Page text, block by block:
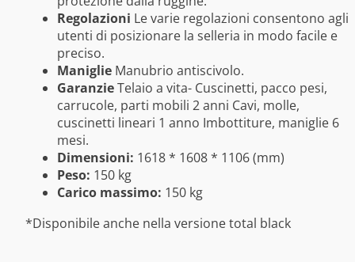
Regolazioni Le varie regolazioni consentono agli
utenti di posizionare la selleria in modo facile e
preciso.
Maniglie Manubrio antiscivolo.
GaranzieTelaio a vita- Cuscinetti, pacco pesi,
carrucole, parti mobili 2 anni Cavi, molle,
cuscinetti lineari 1 anno Imbottiture, maniglie 6
mesi.
Dimensioni: 1618 * 1608 * 1106 (mm)
Peso: 150 kg
Carico massimo: 150 kg
*Disponibile anche nella versione total black